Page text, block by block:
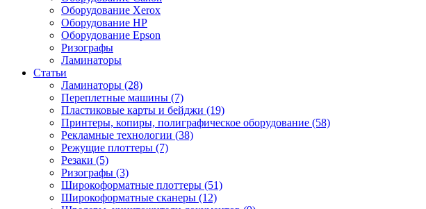
Оборудование Xerox
Оборудование HP
Оборудование Epson
Ризографы
Ламинаторы
Статьи
Ламинаторы (28)
Переплетные машины (7)
Пластиковые карты и бейджи (19)
Принтеры, копиры, полиграфическое оборудование (58)
Рекламные технологии (38)
Режущие плоттеры (7)
Резаки (5)
Ризографы (3)
Широкоформатные плоттеры (51)
Широкоформатные сканеры (12)